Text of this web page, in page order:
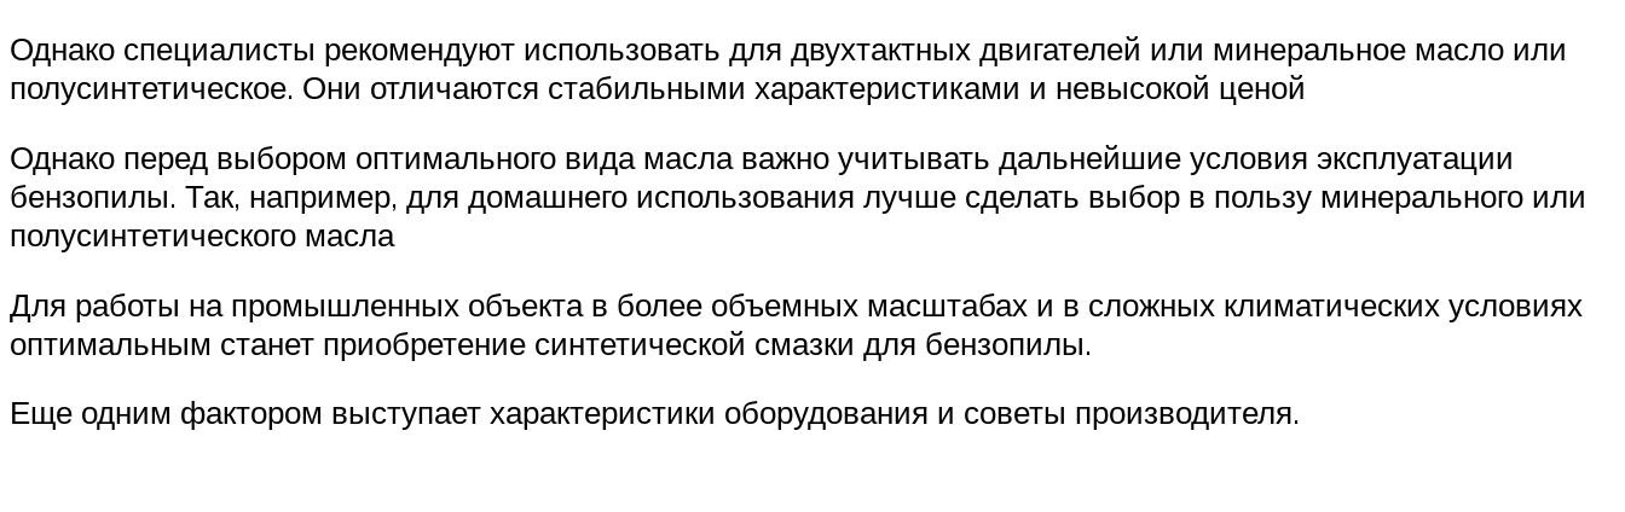
Однако специалисты рекомендуют использовать для двухтактных двигателей или минеральное масло или
полусинтетическое. Они отличаются стабильными характеристиками и невысокой ценой
Однако перед выбором оптимального вида масла важно учитывать дальнейшие условия эксплуатации
бензопилы. Так, например, для домашнего использования лучше сделать выбор в пользу минерального или
полусинтетического масла
Для работы на промышленных объекта в более объемных масштабах и в сложных климатических условиях
оптимальным станет приобретение синтетической смазки для бензопилы.
Еще одним фактором выступает характеристики оборудования и советы производителя.